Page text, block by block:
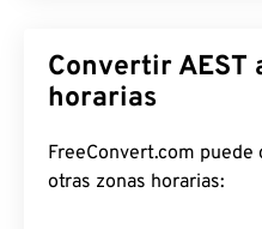
Convertir AEST
horarias
FreeConvert.com puede
otras zonas horarias: